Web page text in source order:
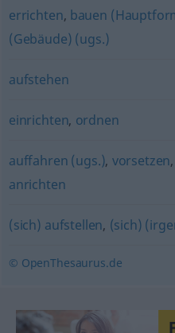
errichten, bauen
(Gebäude) (ugs.)
aufstehen
einrichten, ordnen
auffahren (ugs.), vorsetzen,
anrichten
(sich) aufstellen, (sich)
© OpenThesaurus.de